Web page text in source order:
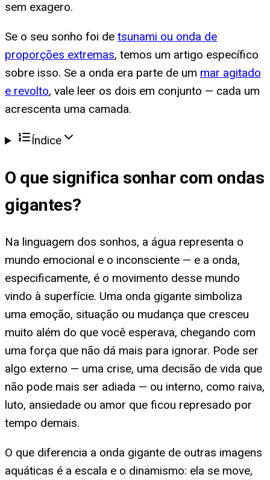
sem exagero.
Se o seu sonho foi de tsunami ou onda de
proporções extremas, temos um artigo específico
sobre isso. Se a onda era parte de um mar agitado
e revolto, vale leer os dois em conjunto — cada um
acrescenta uma camada.
Índice
O que significa sonhar com ondas
gigantes?
Na linguagem dos sonhos, a água representa o
mundo emocional e o inconsciente — e a onda,
especificamente, é o movimento desse mundo
vindo à superfície. Uma onda gigante simboliza
uma emoção, situação ou mudança que cresceu
muito além do que você esperava, chegando com
uma força que não dá mais para ignorar. Pode ser
algo externo — uma crise, uma decisão de vida que
não pode mais ser adiada — ou interno, como raiva,
luto, ansiedade ou amor que ficou represado por
tempo demais.
O que diferencia a onda gigante de outras imagens
aquáticas é a escala e o dinamismo: ela se move,